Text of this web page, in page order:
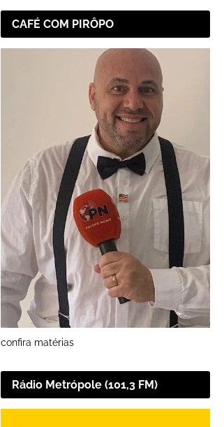
CAFÉ COM PIRÔPO
confira matérias
Rádio Metrópole (101,3 FM)